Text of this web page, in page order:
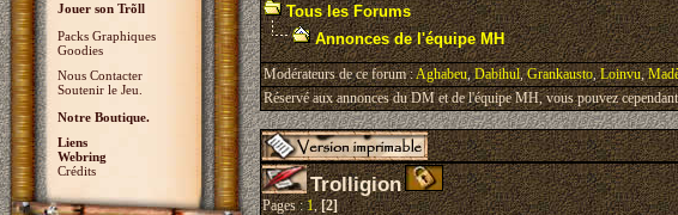
Jouer son Trõll
Packs Graphiques
Goodies
Nous Contacter
Soutenir le Jeu.
Notre Boutique.
Liens
Webring
Crédits
Tous les Forums
Annonces de l'équipe MH
Modérateurs de ce forum :Aghabeu,Dabihul,Grankausto,Loinvu,
Réservé aux annonces du DM et de l'équipe MH, vous pouvez
Trolligion
Pages :1,[2]